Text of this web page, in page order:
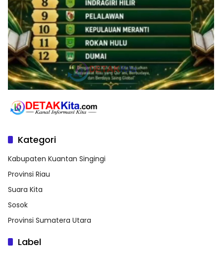
Kategori
Kabupaten Kuantan Singingi
Provinsi Riau
Suara Kita
Sosok
Provinsi Sumatera Utara
Label